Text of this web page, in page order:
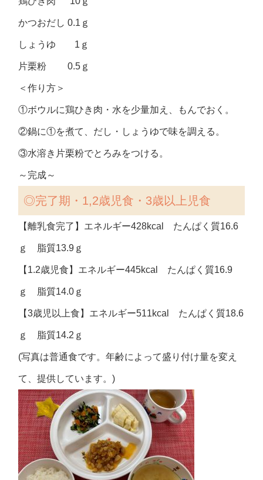
かつおだし 0.1ｇ
しょうゆ 1ｇ
片栗粉 0.5ｇ
＜作り方＞
①ボウルに鶏ひき肉・水を少量加え、もんでおく。
②鍋に①を煮て、だし・しょうゆで味を調える。
③水溶き片栗粉でとろみをつける。
～完成～
◎完了期・1,2歳児食・3歳以上児食
【離乳食完了】エネルギー428kcal たんぱく質16.6
ｇ 脂質13.9ｇ
【1.2歳児食】エネルギー445kcal たんぱく質16.9
ｇ 脂質14.0ｇ
【3歳児以上食】エネルギー511kcal たんぱく質18.6
ｇ 脂質14.2ｇ
(写真は普通食です。年齢によって盛り付け量を変え
て、提供しています。)